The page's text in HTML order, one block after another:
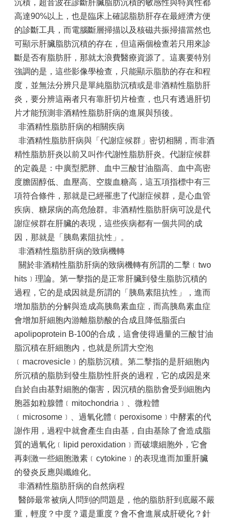
沉積，超音波在診斷肝臟脂肪沉積的敏感性與特異性都
高達90%以上，也是臨床上確認脂肪肝存在最經濟方便
的診斷工具，而電腦斷層掃描以及核磁共振掃描當然也
可顯示肝臟脂肪沉積的存在，但這兩個檢查若只用來診
斷是否有脂肪肝，那就太浪費醫療資源了。這裏要特別
強調的是，這些影像學檢查，只能顯示脂肪的存在和程
度，並無法分辨只是單純脂肪沉積或是非酒精性脂肪肝
炎，要分辨這兩者只有靠肝切片檢查，也只有透過肝切
片才能預測非酒精性脂肪肝病的進展與預後。
非酒精性脂肪肝病的相關疾病
非酒精性脂肪肝病與「代謝症候群」密切相關，而非酒
精性脂肪肝炎以前又叫作代謝性脂肪肝炎。代謝症候群
的定義是：中廣型肥胖、血中三酸甘油脂高、血中高密
度膽固醇低、血壓高、空腹血糖高，這五項指標中有三
項符合條件，那就是已經罹患了代謝症候群，是心血管
疾病、糖尿病的高危險群。非酒精性脂肪肝病可說是代
謝症候群在肝臟的表現，這些疾病都有一個共同的成
因，那就是「胰島素阻抗性」。
非酒精性脂肪肝病的致病機轉
關於非酒精性脂肪肝病的致病機轉有所謂的二擊﹝two
hits﹞理論。第一擊指的是正常肝臟到發生脂肪沉積的
過程，它的是成因就是所謂的「胰島素阻抗性」，進而
增加脂肪的分解與造成高胰島素血症，而高胰島素血症
會增加肝細胞內游離脂肪酸的合成且降低脂蛋白
apolipoprotein B-100的合成，這會使得過量的三酸甘油
脂沉積在肝細胞內，也就是所謂大空泡
﹝macrovesicle﹞的脂肪沉積。第二擊指的是肝細胞內
所沉積的脂肪到發生脂肪性肝炎的過程，它的成因是來
自於自由基對細胞的傷害，因沉積的脂肪會受到細胞內
胞器如粒腺體﹝mitochondria﹞、微粒體
﹝microsome﹞、過氧化體﹝peroxisome﹞中酵素的代
謝作用，過程中就會產生自由基，自由基除了會造成脂
質的過氧化﹝lipid peroxidation﹞而破壞細胞外，它會
再刺激一些細胞激素﹝cytokine﹞的表現進而加重肝臟
的發炎反應與纖維化。
非酒精性脂肪肝病的自然病程
醫師最常被病人問到的問題是，他的脂肪肝到底嚴不嚴
重，輕度？中度？還是重度？會不會進展成肝硬化？針